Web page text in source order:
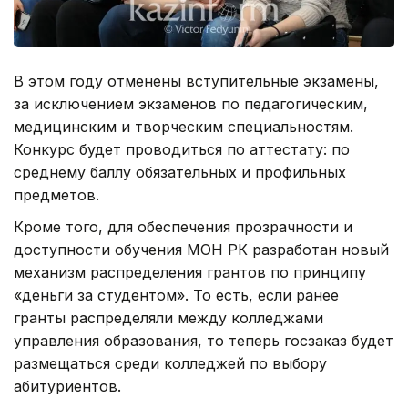
В этом году отменены вступительные экзамены,
за исключением экзаменов по педагогическим,
медицинским и творческим специальностям.
Конкурс будет проводиться по аттестату: по
среднему баллу обязательных и профильных
предметов.
Кроме того, для обеспечения прозрачности и
доступности обучения МОН РК разработан новый
механизм распределения грантов по принципу
«деньги за студентом». То есть, если ранее
гранты распределяли между колледжами
управления образования, то теперь госзаказ будет
размещаться среди колледжей по выбору
абитуриентов.